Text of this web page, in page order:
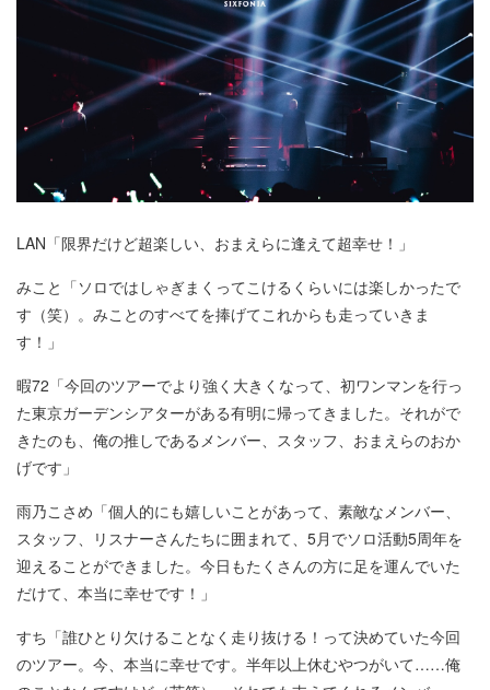
LAN「限界だけど超楽しい、おまえらに逢えて超幸せ！」
みこと「ソロではしゃぎまくってこけるくらいには楽しかったで
す（笑）。みことのすべてを捧げてこれからも走っていきま
す！」
暇72「今回のツアーでより強く大きくなって、初ワンマンを行っ
た東京ガーデンシアターがある有明に帰ってきました。それがで
きたのも、俺の推しであるメンバー、スタッフ、おまえらのおか
げです」
雨乃こさめ「個人的にも嬉しいことがあって、素敵なメンバー、
スタッフ、リスナーさんたちに囲まれて、5月でソロ活動5周年を
迎えることができました。今日もたくさんの方に足を運んでいた
だけて、本当に幸せです！」
すち「誰ひとり欠けることなく走り抜ける！って決めていた今回
のツアー。今、本当に幸せです。半年以上休むやつがいて……俺